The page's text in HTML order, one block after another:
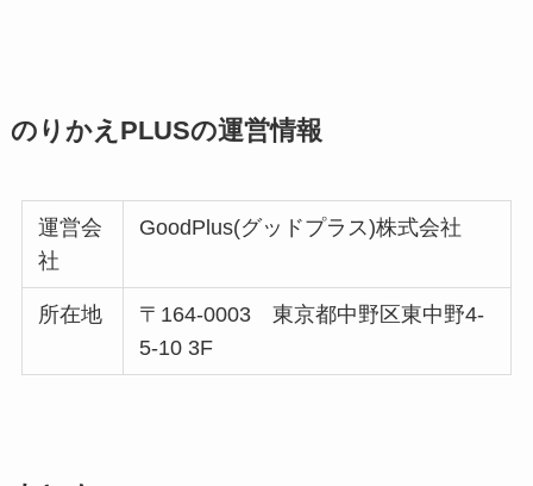
のりかえPLUSの運営情報
運営会
社
GoodPlus(グッドプラス)株式会社
所在地
〒164-0003 東京都中野区東中野4-
5-10 3F